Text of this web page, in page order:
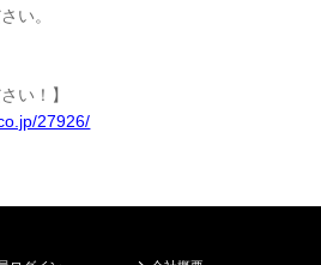
い。
い！】
27926/